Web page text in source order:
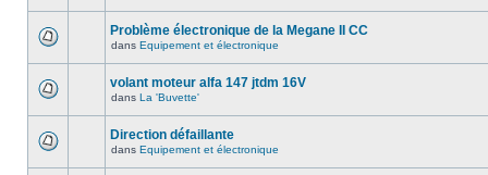
Problème électronique de la Megane II CC
dans Equipement et électronique
volant moteur alfa 147 jtdm 16V
dans La 'Buvette'
Direction défaillante
dans Equipement et électronique